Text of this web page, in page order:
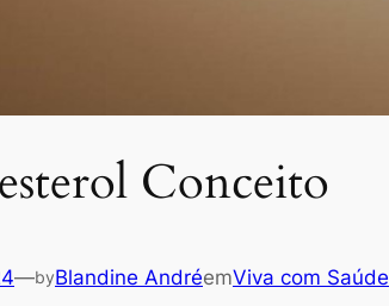
Conceito
—byBlandine AndréemViva com Saúde